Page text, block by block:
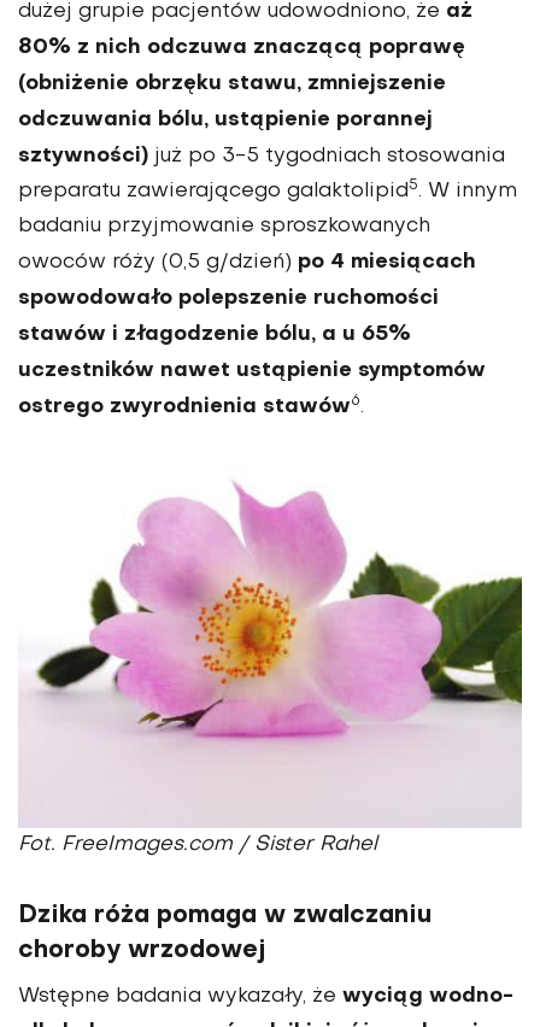
dużej grupie pacjentów udowodniono, że aż
80% z nich odczuwa znaczącą poprawę
(obniżenie obrzęku stawu, zmniejszenie
odczuwania bólu, ustąpienie porannej
sztywności) już po 3-5 tygodniach stosowania
preparatu zawierającego galaktolipid5. W innym
badaniu przyjmowanie sproszkowanych
owoców róży (0,5 g/dzień) po 4 miesiącach
spowodowało polepszenie ruchomości
stawów i złagodzenie bólu, a u 65%
uczestników nawet ustąpienie symptomów
ostrego zwyrodnienia stawów6.
Fot. FreeImages.com / Sister Rahel
Dzika róża pomaga w zwalczaniu
choroby wrzodowej
Wstępne badania wykazały, że wyciąg wodno-